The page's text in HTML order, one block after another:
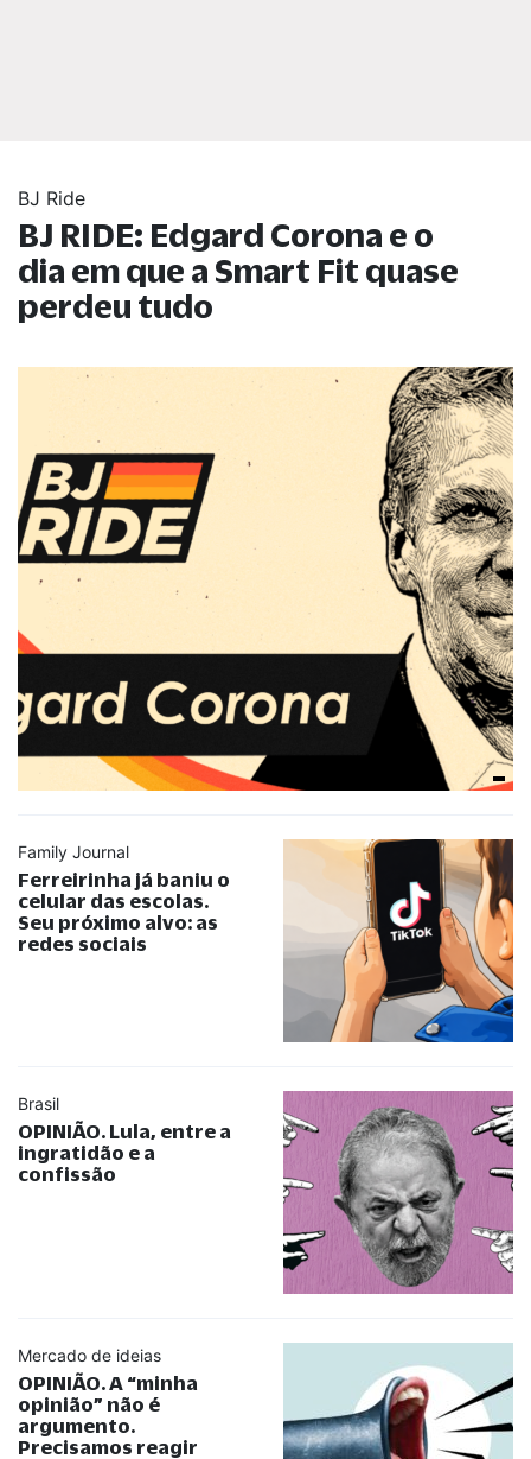
BJ Ride
BJ RIDE: Edgard Corona e o
dia em que a Smart Fit quase
perdeu tudo
Family Journal
Ferreirinha já baniu o
celular das escolas.
Seu próximo alvo: as
redes sociais
Brasil
OPINIÃO. Lula, entre a
ingratidão e a
confissão
Mercado de ideias
OPINIÃO. A “minha
opinião” não é
argumento.
Precisamos reagir